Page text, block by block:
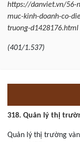
https://danviet.vn/56-
muc-kinh-doanh-co-
truong-d1428176.html
(401/1.537)
318. Quản lý thị
Quản lý thị trường